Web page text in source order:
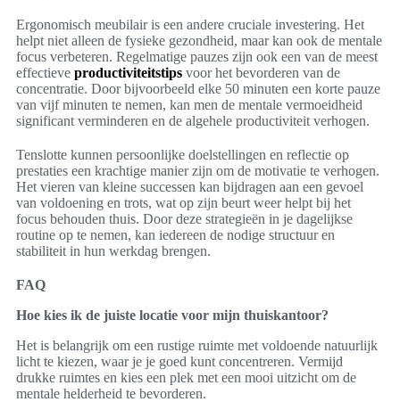
Ergonomisch meubilair is een andere cruciale investering. Het
helpt niet alleen de fysieke gezondheid, maar kan ook de mentale
focus verbeteren. Regelmatige pauzes zijn ook een van de meest
effectieve productiviteitstips voor het bevorderen van de
concentratie. Door bijvoorbeeld elke 50 minuten een korte pauze
van vijf minuten te nemen, kan men de mentale vermoeidheid
significant verminderen en de algehele productiviteit verhogen.
Tenslotte kunnen persoonlijke doelstellingen en reflectie op
prestaties een krachtige manier zijn om de motivatie te verhogen.
Het vieren van kleine successen kan bijdragen aan een gevoel
van voldoening en trots, wat op zijn beurt weer helpt bij het
focus behouden thuis. Door deze strategieën in je dagelijkse
routine op te nemen, kan iedereen de nodige structuur en
stabiliteit in hun werkdag brengen.
FAQ
Hoe kies ik de juiste locatie voor mijn thuiskantoor?
Het is belangrijk om een rustige ruimte met voldoende natuurlijk
licht te kiezen, waar je je goed kunt concentreren. Vermijd
drukke ruimtes en kies een plek met een mooi uitzicht om de
mentale helderheid te bevorderen.